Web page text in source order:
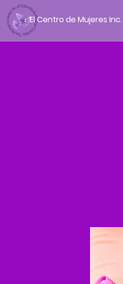
El Centro de Mujeres Inc.